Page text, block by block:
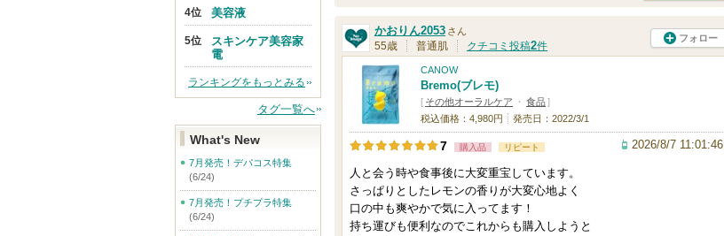
かおりん2053 さん
55歳 普通肌 クチコミ投稿2件
フォロー
CANOW
Bremo(ブレモ)
[ その他オーラルケア ・ 食品]
税込価格：4,980円
発売日：2022/3/1
7 購入品 リピート 2026/8/7 11:01:46
人と会う時や食事後に大変重宝しています。
さっぱりとしたレモンの香りが大変心地よく
口の中も爽やかで気に入ってます！
持ち運びも便利なのでこれからも購入しようと
美容液
スキンケア美容家
電
ランキングをもっとみる
タグ一覧へ
What's New
7月発売！デパコス特集
(6/24)
7月発売！プチプラ特集
(6/24)